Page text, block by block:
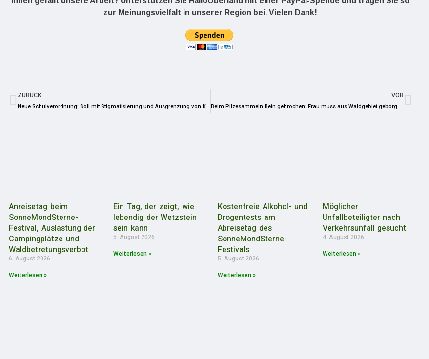
zur Meinungsvielfalt in unserer Region bei. Vielen Dank!
ZURÜCK
Neue Schulverordnung: Soll mit Stigmatisierung und Ausgrenzung von Kindern die Impfbereitschaft erhöht werden?
VOR
Beim Pilzesammeln Bein gebrochen: Frau muss aus Waldgebiet geborgen werden
Anreisetag beim
SonneMondSterne-
Festival, Auslastung der
Campingplätze und
Waldbetretungsverbot
6. August 2026
Weiterlesen »
Ein Tag, der zeigt, wie
lebendig der Wetzstein
sein kann
5. August 2026
Weiterlesen »
Kostenfreie Alkohol- und
Drogentests am
Abreisetag des
SonneMondSterne-
Festivals
5. August 2026
Weiterlesen »
Möglicher
Unfallbeteiligter nach
Verkehrsunfall gesucht
4. August 2026
Weiterlesen »